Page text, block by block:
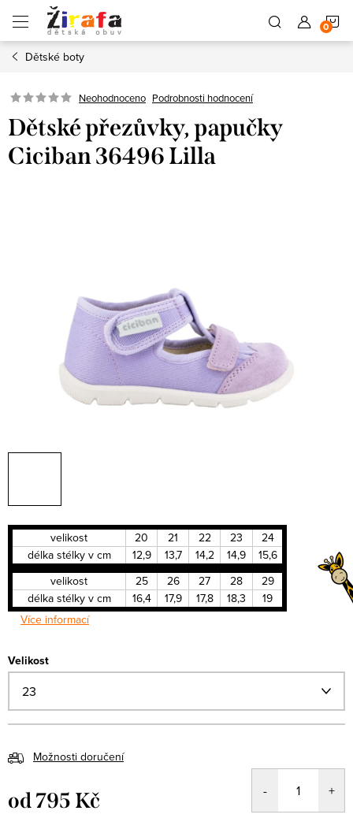
obsah
Dětské boty
Neohodnoceno Podrobnosti hodnocení
Dětské přezůvky, papučky
Ciciban 36496 Lilla
velikost 20 21 22 23
24
délka stélky v cm
12,9 13,7 14,2 14,9
15,6
velikost
25 26 27 28
29
délka stélky v cm
16,4 17,9 17,8 18,3
19
Více informací
Velikost
Možnosti doručení
od795 Kč